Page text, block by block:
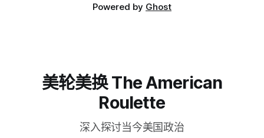
Powered by Ghost
美轮美换 The American
Roulette
深入探讨当今美国政治